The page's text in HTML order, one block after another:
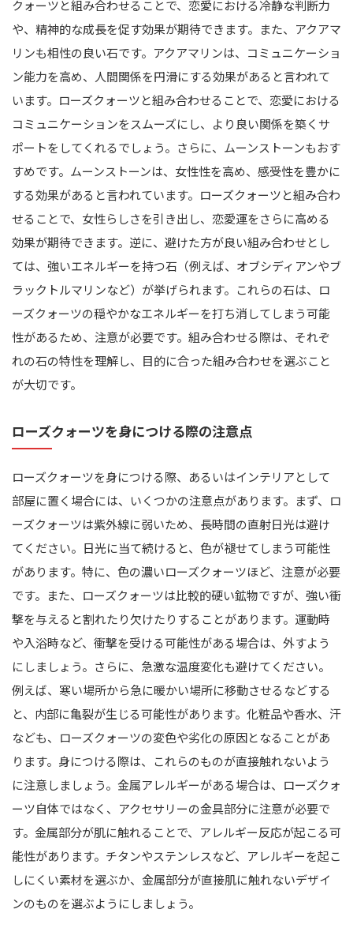
クォーツと組み合わせることで、恋愛における冷静な判断力
や、精神的な成長を促す効果が期待できます。また、アクアマ
リンも相性の良い石です。アクアマリンは、コミュニケーショ
ン能力を高め、人間関係を円滑にする効果があると言われて
います。ローズクォーツと組み合わせることで、恋愛における
コミュニケーションをスムーズにし、より良い関係を築くサ
ポートをしてくれるでしょう。さらに、ムーンストーンもおす
すめです。ムーンストーンは、女性性を高め、感受性を豊かに
する効果があると言われています。ローズクォーツと組み合わ
せることで、女性らしさを引き出し、恋愛運をさらに高める
効果が期待できます。逆に、避けた方が良い組み合わせとし
ては、強いエネルギーを持つ石（例えば、オブシディアンやブ
ラックトルマリンなど）が挙げられます。これらの石は、ロ
ーズクォーツの穏やかなエネルギーを打ち消してしまう可能
性があるため、注意が必要です。組み合わせる際は、それぞ
れの石の特性を理解し、目的に合った組み合わせを選ぶこと
が大切です。
ローズクォーツを身につける際の注意点
ローズクォーツを身につける際、あるいはインテリアとして
部屋に置く場合には、いくつかの注意点があります。まず、ロ
ーズクォーツは紫外線に弱いため、長時間の直射日光は避け
てください。日光に当て続けると、色が褪せてしまう可能性
があります。特に、色の濃いローズクォーツほど、注意が必要
です。また、ローズクォーツは比較的硬い鉱物ですが、強い衝
撃を与えると割れたり欠けたりすることがあります。運動時
や入浴時など、衝撃を受ける可能性がある場合は、外すよう
にしましょう。さらに、急激な温度変化も避けてください。
例えば、寒い場所から急に暖かい場所に移動させるなどする
と、内部に亀裂が生じる可能性があります。化粧品や香水、汗
なども、ローズクォーツの変色や劣化の原因となることがあ
ります。身につける際は、これらのものが直接触れないよう
に注意しましょう。金属アレルギーがある場合は、ローズクォ
ーツ自体ではなく、アクセサリーの金具部分に注意が必要で
す。金属部分が肌に触れることで、アレルギー反応が起こる可
能性があります。チタンやステンレスなど、アレルギーを起こ
しにくい素材を選ぶか、金属部分が直接肌に触れないデザイ
ンのものを選ぶようにしましょう。